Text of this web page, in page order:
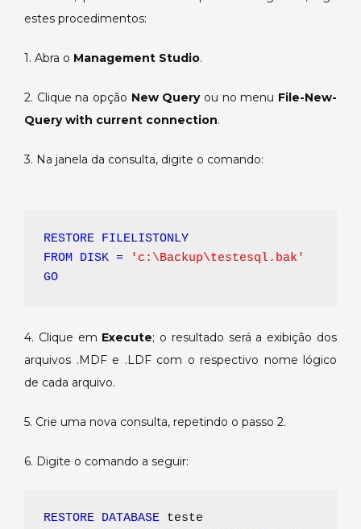
estes procedimentos:
1. Abra o Management Studio.
2. Clique na opção New Queryou no menu File-New-
Query with current connection.
3. Na janela da consulta, digite o comando:
RESTORE FILELISTONLY
FROM DISK =
'c:\Backup\testesql.bak'
GO
4. Clique em Execute; o resultado será a exibição dos
arquivos .MDF e .LDF com o respectivo nome lógico
de cada arquivo.
5. Crie uma nova consulta, repetindo o passo 2.
6. Digite o comando a seguir:
RESTORE DATABASE teste